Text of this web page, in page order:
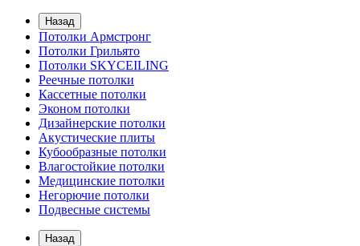
Назад
Потолки Армстронг
Потолки Грильято
Потолки SKYCEILING
Реечные потолки
Кассетные потолки
Эконом потолки
Дизайнерские потолки
Акустические плиты
Кубообразные потолки
Влагостойкие потолки
Медицинские потолки
Негорючие потолки
Подвесные системы
Назад